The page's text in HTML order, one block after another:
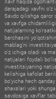
darajadagi xavfni
Savdo qilishga
va xavfga
natijalarning
barchasini
mablag‘ni
o‘z ichiga oladi va
natijalari foydali
investitsiyaning
kelishiga kafolat
bo‘yicha hech
shaxslari yoki
savdosiga xavflar